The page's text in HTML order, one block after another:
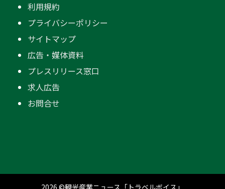
利用規約
プライバシーポリシー
サイトマップ
広告・媒体資料
プレスリリース窓口
求人広告
お問合せ